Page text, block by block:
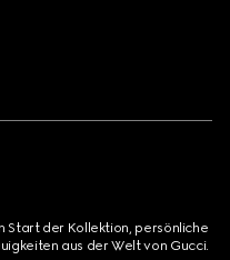
Start der Kollektion, persönliche
aus der Welt von Gucci.